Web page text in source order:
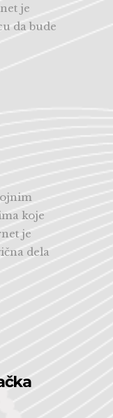
je
da bude
koje
je
dela